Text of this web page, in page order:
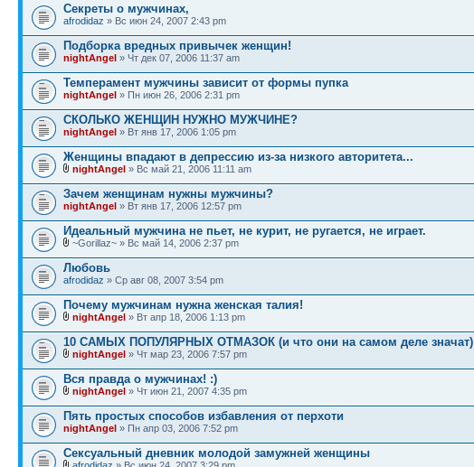
Секреты о мужчинах,
afrodidaz » Вс июн 24, 2007 2:43 pm
Подборка вредных привычек женщин!
nightAngel » Чт дек 07, 2006 11:37 am
Темперамент мужчины зависит от формы пупка
nightAngel » Пн июн 26, 2006 2:31 pm
СКОЛЬКО ЖЕНЩИН НУЖНО МУЖЧИНЕ?
nightAngel » Вт янв 17, 2006 1:05 pm
Женщины впадают в депрессию из-за низкого авторитета...
nightAngel » Вс май 21, 2006 11:11 am
Зачем женщинам нужны мужчины?
nightAngel » Вт янв 17, 2006 12:57 pm
Идеальный мужчина не пьет, не курит, не ругается, не играет.
~Gorillaz~ » Вс май 14, 2006 2:37 pm
Любовь
afrodidaz » Ср авг 08, 2007 3:54 pm
Почему мужчинам нужна женская талия!
nightAngel » Вт апр 18, 2006 1:13 pm
10 САМЫХ ПОПУЛЯРHЫХ ОТМАЗОК (и что они на самом деле значат)
nightAngel » Чт мар 23, 2006 7:57 pm
Вся правда о мужчинах! :)
nightAngel » Чт июн 21, 2007 4:35 pm
Пять простых способов избавления от перхоти
nightAngel » Пн апр 03, 2006 7:52 pm
Сексуальный дневник молодой замужней женщины
afrodidaz » Вс июн 24, 2007 3:29 pm